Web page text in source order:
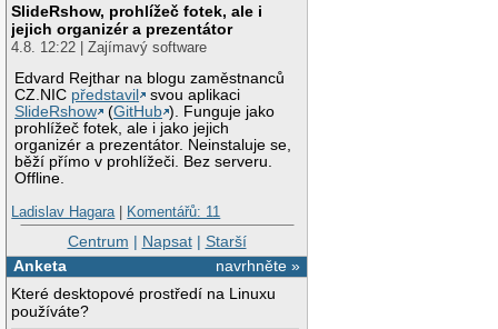
SlideRshow, prohlížeč fotek, ale i
jejich organizér a prezentátor
4.8. 12:22 | Zajímavý software
Edvard Rejthar na blogu zaměstnanců
CZ.NIC představil
svou aplikaci
SlideRshow
(GitHub ). Funguje jako
prohlížeč fotek, ale i jako jejich
organizér a prezentátor. Neinstaluje se,
běží přímo v prohlížeči. Bez serveru.
Offline.
Ladislav Hagara| Komentářů: 11
Centrum | Napsat| Starší
navrhněte »
Anketa
Které desktopové prostředí na Linuxu
používáte?